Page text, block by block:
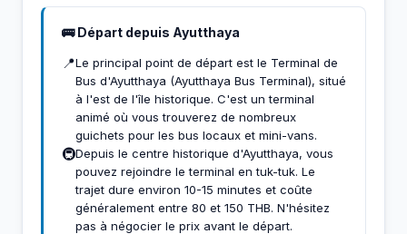
🚌 Départ depuis Ayutthaya
📍Le principal point de départ est le Terminal de
Bus d'Ayutthaya (Ayutthaya Bus Terminal), situé
à l'est de l'île historique. C'est un terminal
animé où vous trouverez de nombreux
guichets pour les bus locaux et mini-vans.
🚇Depuis le centre historique d'Ayutthaya, vous
pouvez rejoindre le terminal en tuk-tuk. Le
trajet dure environ 10-15 minutes et coûte
généralement entre 80 et 150 THB. N'hésitez
pas à négocier le prix avant le départ.